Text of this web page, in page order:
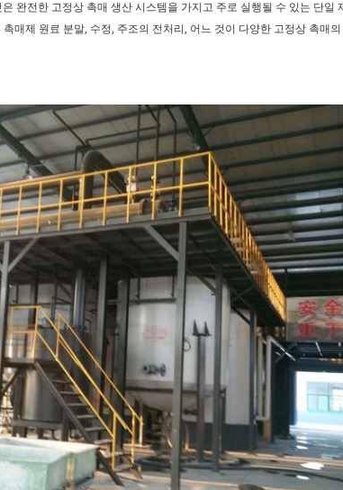
완전한 고정상 촉매 생산 시스템을 가지고 주로 실행될 수 있는 단일
매제 원료 분말, 수정, 주조의 전처리, 어느 것이 다양한 고정상 촉매